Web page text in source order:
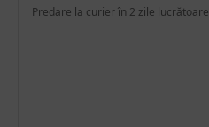
inițial
curent
Predare la curier în 2 zile lucrătoare